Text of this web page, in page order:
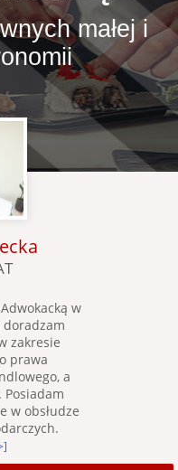
małej i
w
doradzam
zakresie
prawa
a
w obsłudze